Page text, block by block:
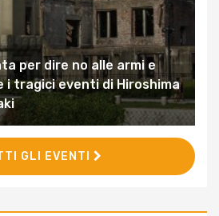
per dire no alle armi e
i tragici eventi di Hiroshima
GLI EVENTI